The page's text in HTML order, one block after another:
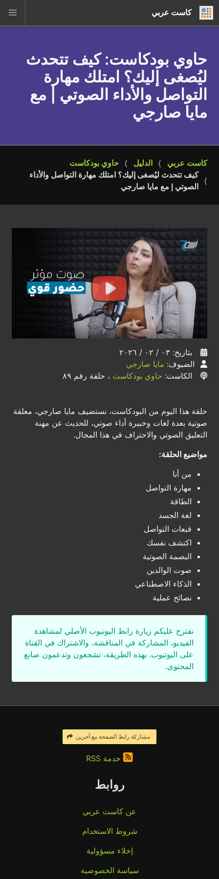
كاست عربي
حاوي بودكاست: كيف تتحدث
ليُصغى إليك؟ امتلك مهارة
التواصل والأداء الصوتي | مع
مايا صارجي
كاست عربي الدليل
حاوي بودكاست
كيف تتحدث ليُصغى إليك؟ امتلك مهارة التواصل والأداء
الصوتي | مع مايا صارجي
بتاريخ: ٠٣ / ٠٢ / ٢٠٢٦
الضيوف: مايا صارجي
الكاست: حاوي بودكاست ، حلقة رقم ٨٩
حلقة هذا اليوم من البودكاست، نستضيف مايا صارجي، معلقة
صوتية بعدة لغات وخبيرة أداء صوتي، للحديث عن مهنة
التعليق الصوتي والاحتراف في هذا المجال.
مواضيع الحلقة:
من أنا
مهارة التواصل
الطاقة
لغة الجسد
قبعات التواصل
اكتشف نفسك
البصمة الصوتية
صوت الوالدين
الذكاء الاصطناعي
نصائح عملية
نقترح عليكم زيارة رابط اليوتيوب الأصلي لمشاهدة
الفيديو، المشاركة في المناقشة، والاشتراك في القناة
على اليوتيوب. بهذه الطريقة، تشجعون وتدعمون صانع
المحتوى.
مشاركة رابط الصفحة مع آخرين
خدمة RSS
روابط
عن كاست عربي
شروط الاستخدام
إخلاء مسؤولية
سياسة الخصوصية